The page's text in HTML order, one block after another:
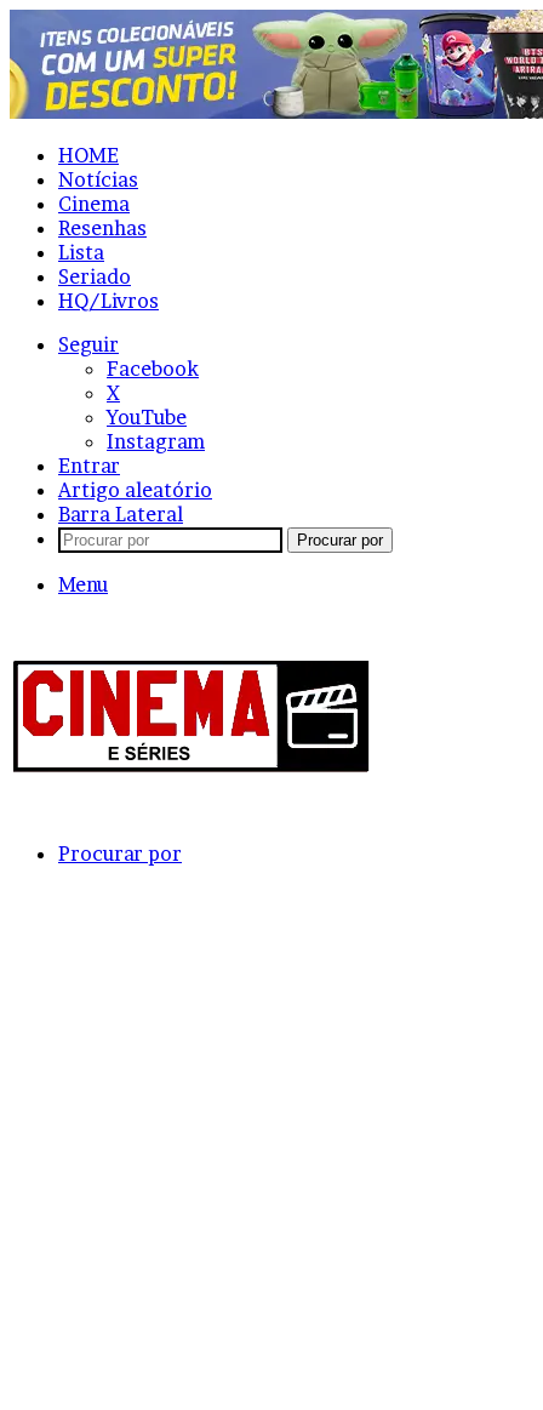
HOME
Notícias
Cinema
Resenhas
Lista
Seriado
HQ/Livros
Seguir
Facebook
X
YouTube
Instagram
Entrar
Artigo aleatório
Barra Lateral
Procurar por
Menu
Procurar por